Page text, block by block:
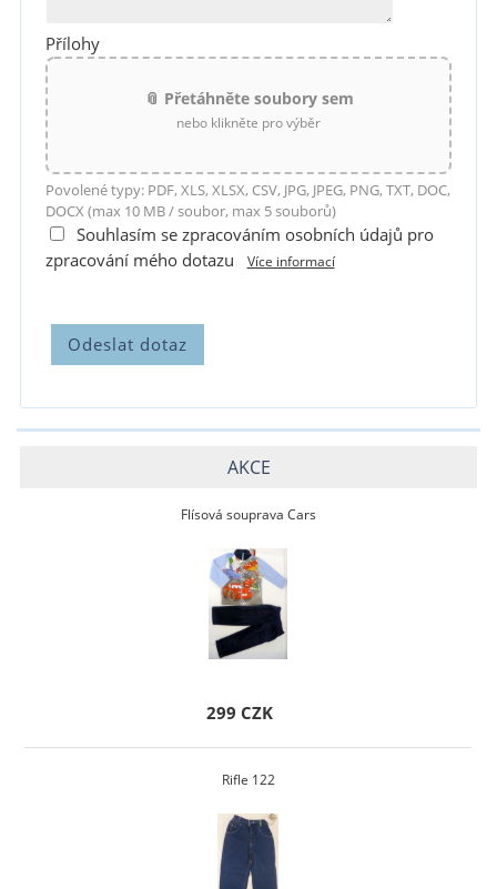
Přílohy
📎 Přetáhněte soubory sem
nebo klikněte pro výběr
Povolené typy: PDF, XLS, XLSX, CSV, JPG, JPEG, PNG, TXT, DOC,
DOCX (max 10 MB / soubor, max 5 souborů)
Souhlasím se zpracováním osobních údajů pro
zpracování mého dotazu
Více informací
AKCE
Flísová souprava Cars
299 CZK
Rifle 122